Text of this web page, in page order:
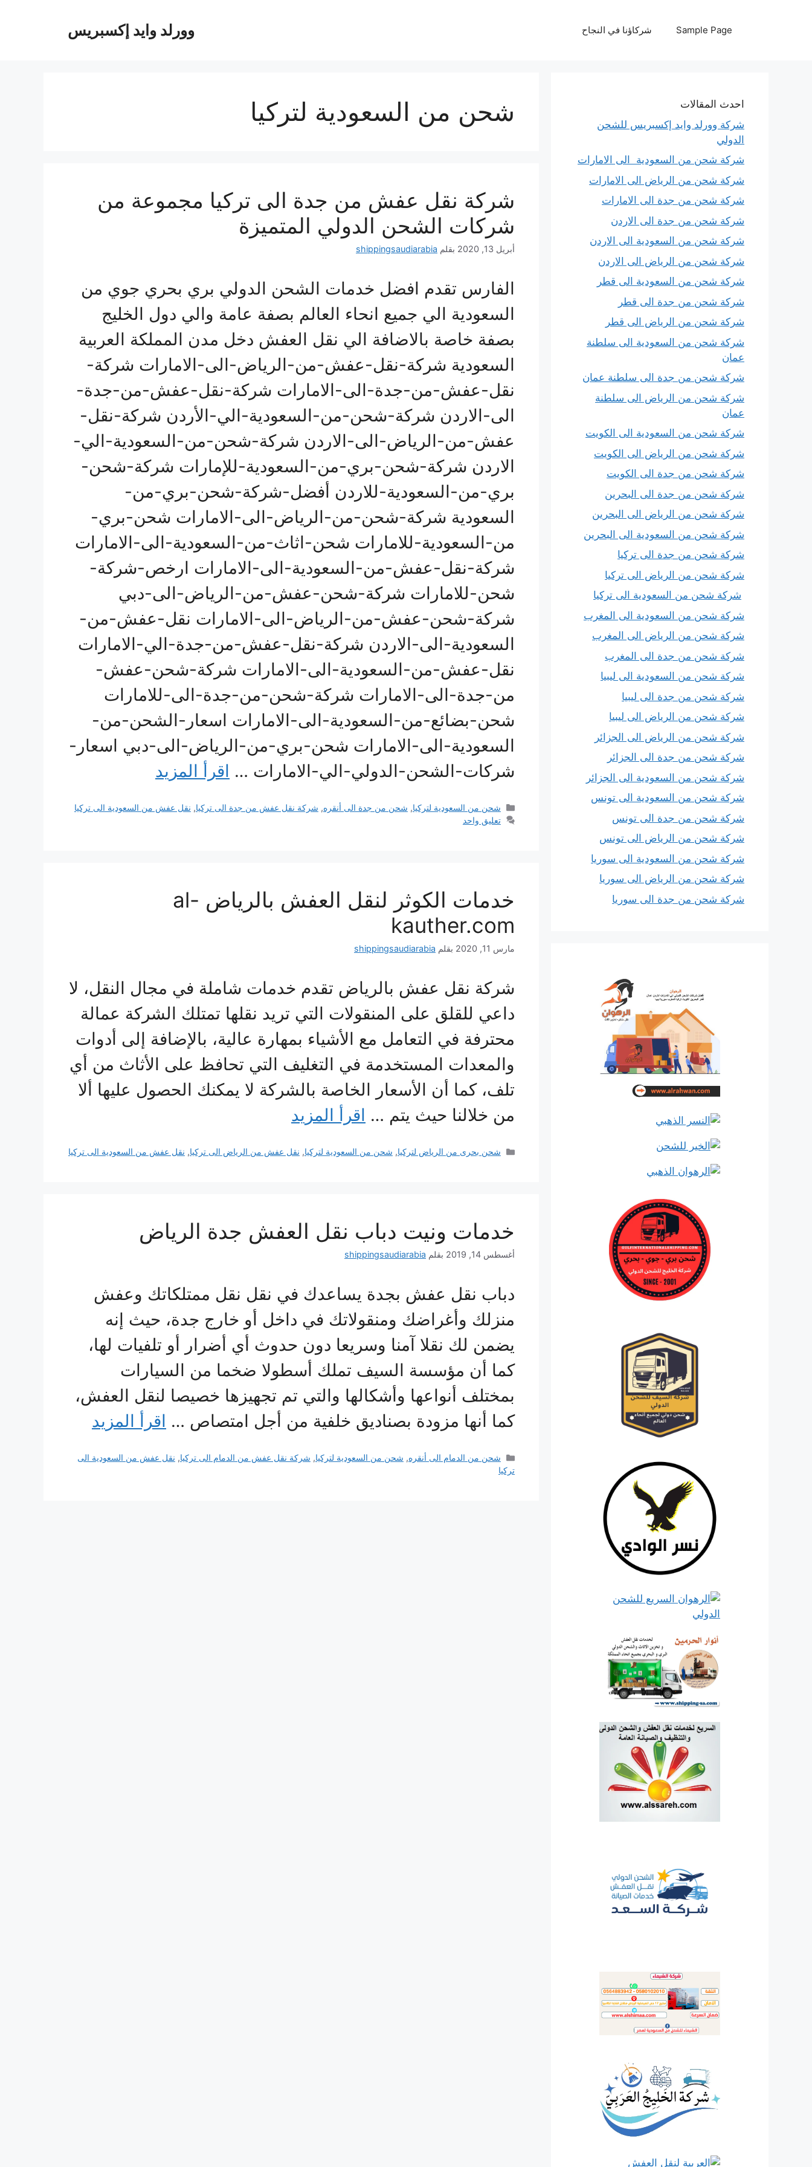
وورلد وايد إكسبريس Sample Page شركاؤنا في النجاح
شحن من السعودية لتركيا
شركة نقل عفش من جدة الى تركيا مجموعة من
شركات الشحن الدولي المتميزة
أبريل 13, 2020 بقلم shippingsaudiarabia
الفارس تقدم افضل خدمات الشحن الدولي بري بحري جوي من
السعودية الي جميع انحاء العالم بصفة عامة والي دول الخليج
بصفة خاصة بالاضافة الي نقل العفش دخل مدن المملكة العربية
السعودية شركة-نقل-عفش-من-الرياض-الى-الامارات شركة-
نقل-عفش-من-جدة-الى-الامارات شركة-نقل-عفش-من-جدة-
الى-الاردن شركة-شحن-من-السعودية-الي-الأردن شركة-نقل-
عفش-من-الرياض-الى-الاردن شركة-شحن-من-السعودية-الي-
الاردن شركة-شحن-بري-من-السعودية-للإمارات شركة-شحن-
بري-من-السعودية-للاردن أفضل-شركة-شحن-بري-من-
السعودية شركة-شحن-من-الرياض-الى-الامارات شحن-بري-
من-السعودية-للامارات شحن-اثاث-من-السعودية-الى-الامارات
شركة-نقل-عفش-من-السعودية-الى-الامارات ارخص-شركة-
شحن-للامارات شركة-شحن-عفش-من-الرياض-الى-دبي
شركة-شحن-عفش-من-الرياض-الى-الامارات نقل-عفش-من-
السعودية-الى-الاردن شركة-نقل-عفش-من-جدة-الي-الامارات
نقل-عفش-من-السعودية-الى-الامارات شركة-شحن-عفش-
من-جدة-الى-الامارات شركة-شحن-من-جدة-الى-للامارات
شحن-بضائع-من-السعودية-الى-الامارات اسعار-الشحن-من-
السعودية-الى-الامارات شحن-بري-من-الرياض-الى-دبي اسعار-
شركات-الشحن-الدولي-الي-الامارات … اقرأ المزيد
التصنيفات
شحن من السعودية لتركيا, شحن من جدة الى أنقره, شركة نقل عفش من جدة الى تركيا, نقل عفش من السعودية الى تركيا
تعليق واحد
خدمات الكوثر لنقل العفش بالرياض al-
kauther.com
مارس 11, 2020 بقلم shippingsaudiarabia
شركة نقل عفش بالرياض تقدم خدمات شاملة في مجال النقل، لا
داعي للقلق على المنقولات التي تريد نقلها تمتلك الشركة عمالة
محترفة في التعامل مع الأشياء بمهارة عالية، بالإضافة إلى أدوات
والمعدات المستخدمة في التغليف التي تحافظ على الأثاث من أي
تلف، كما أن الأسعار الخاصة بالشركة لا يمكنك الحصول عليها ألا
من خلالنا حيث يتم … اقرأ المزيد
التصنيفات
شحن بحرى من الرياض لتركيا, شحن من السعودية لتركيا, نقل عفش من الرياض الى تركيا, نقل عفش من السعودية الى تركيا
خدمات ونيت دباب نقل العفش جدة الرياض
أغسطس 14, 2019 بقلم shippingsaudiarabia
دباب نقل عفش بجدة يساعدك في نقل نقل ممتلكاتك وعفش
منزلك وأغراضك ومنقولاتك في داخل أو خارج جدة، حيث إنه
يضمن لك نقلا آمنا وسريعا دون حدوث أي أضرار أو تلفيات لها،
كما أن مؤسسة السيف تملك أسطولا ضخما من السيارات
بمختلف أنواعها وأشكالها والتي تم تجهيزها خصيصا لنقل العفش،
كما أنها مزودة بصناديق خلفية من أجل امتصاص … اقرأ المزيد
التصنيفات
شحن من الدمام الى أنقره, شحن من السعودية لتركيا, شركة نقل عفش من الدمام الى تركيا, نقل عفش من السعودية الى
تركيا
احدث المقالات
شركة وورلد وايد إكسبريس للشحن
الدولي
شركة شحن من السعودية الى الامارات
شركة شحن من الرياض الى الامارات
شركة شحن من جدة الى الامارات
شركة شحن من جدة الى الاردن
شركة شحن من السعودية الى الاردن
شركة شحن من الرياض الى الاردن
شركة شحن من السعودية الى قطر
شركة شحن من جدة الى قطر
شركة شحن من الرياض الى قطر
شركة شحن من السعودية الى سلطنة
عمان
شركة شحن من جدة الى سلطنة عمان
شركة شحن من الرياض الى سلطنة
عمان
شركة شحن من السعودية الى الكويت
شركة شحن من الرياض الى الكويت
شركة شحن من جدة الى الكويت
شركة شحن من جدة الى البحرين
شركة شحن من الرياض الى البحرين
شركة شحن من السعودية الى البحرين
شركة شحن من جدة الى تركيا
شركة شحن من الرياض الى تركيا
شركة شحن من السعودية الى تركيا
شركة شحن من السعودية الى المغرب
شركة شحن من الرياض الى المغرب
شركة شحن من جدة الى المغرب
شركة شحن من السعودية الى ليبيا
شركة شحن من جدة الى ليبيا
شركة شحن من الرياض الى ليبيا
شركة شحن من الرياض الى الجزائر
شركة شحن من جدة الى الجزائر
شركة شحن من السعودية الى الجزائر
شركة شحن من السعودية الى تونس
شركة شحن من جدة الى تونس
شركة شحن من الرياض الى تونس
شركة شحن من السعودية الى سوريا
شركة شحن من الرياض الى سوريا
شركة شحن من جدة الى سوريا